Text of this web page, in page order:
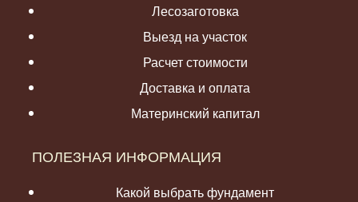
Лесозаготовка
Выезд на участок
Расчет стоимости
Доставка и оплата
Материнский капитал
ПОЛЕЗНАЯ ИНФОРМАЦИЯ
Какой выбрать фундамент